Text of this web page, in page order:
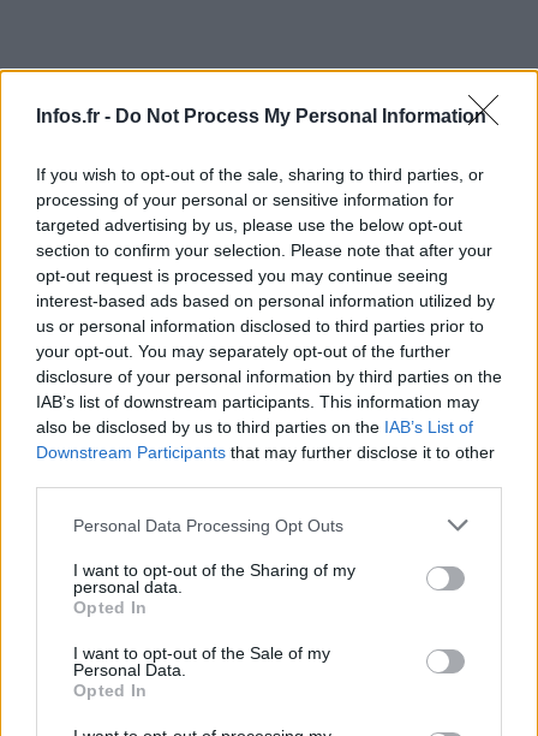
Infos.fr - Do Not Process My Personal Information
If you wish to opt-out of the sale, sharing to third parties, or
processing of your personal or sensitive information for
targeted advertising by us, please use the below opt-out
section to confirm your selection. Please note that after your
opt-out request is processed you may continue seeing
interest-based ads based on personal information utilized by
us or personal information disclosed to third parties prior to
your opt-out. You may separately opt-out of the further
disclosure of your personal information by third parties on the
IAB’s list of downstream participants. This information may
also be disclosed by us to third parties on the IAB’s List of
Downstream Participants that may further disclose it to other
Please note that this website/app uses one or more Google
not limited to your visit or usage behaviour. You may click to
grant or deny consent to Google and its third-party tags to
use your data for below specified purposes in below Google
consent section.
Personal Data Processing Opt Outs
I want to opt-out of the Sharing of my
personal data.
Opted In
I want to opt-out of the Sale of my
Personal Data.
Opted In
Marcola et les trois criminels font partie de la direction du
PCC, un sorte de secrétariat général du crime comprenant
huit à douze membres et baptisé « Sintonia Final ». Tous
sont actuellement détenus dans des prisons fédérales, d’où
ils dirigent facilement leur vaste organisation criminelle.
Représentant le PCC aux yeux du grand public depuis un
quart de siècle, cet homme est considéré comme l’un des
n’est pas prêt de renoncer à ce statut. Selon les forces de
l’ordre, Marcola aurait émis une contre directive visant à